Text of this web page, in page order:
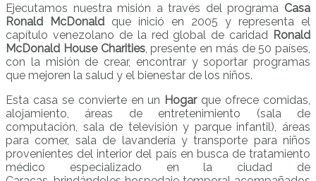
Ejecutamos nuestra misión a través del programa Casa
Ronald McDonald que inició en 2005 y representa el
capítulo venezolano de la red global de caridad Ronald
McDonald House Charities, presente en más de 50 países,
con la misión de crear, encontrar y soportar programas
que mejoren la salud y el bienestar de los niños.
Esta casa se convierte en un Hogarque ofrece comidas,
alojamiento, áreas de entretenimiento (sala de
computación, sala de televisión y parque infantil), áreas
para comer, sala de lavandería y transporte para niños
provenientes del interior del país en busca de tratamiento
médico especializado en la ciudad de